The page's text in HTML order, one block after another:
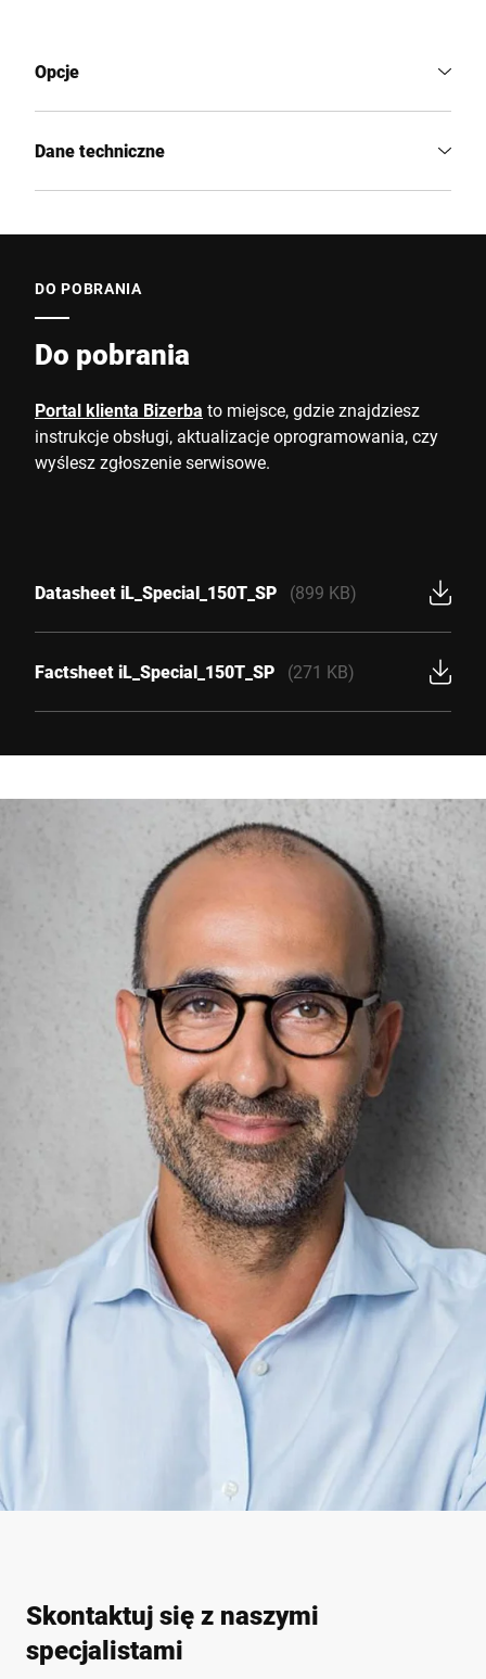
Opcje
Dane techniczne
DO POBRANIA
Do pobrania
Portal klienta Bizerba to miejsce, gdzie znajdziesz
instrukcje obsługi, aktualizacje oprogramowania, czy
wyślesz zgłoszenie serwisowe.
Datasheet iL_Special_150T_SP (899 KB)
Factsheet iL_Special_150T_SP (271 KB)
Skontaktuj się z naszymi
specjalistami